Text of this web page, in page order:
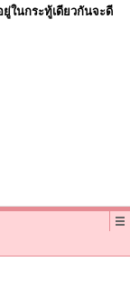
ในกระทู้เดียวกันจะดี